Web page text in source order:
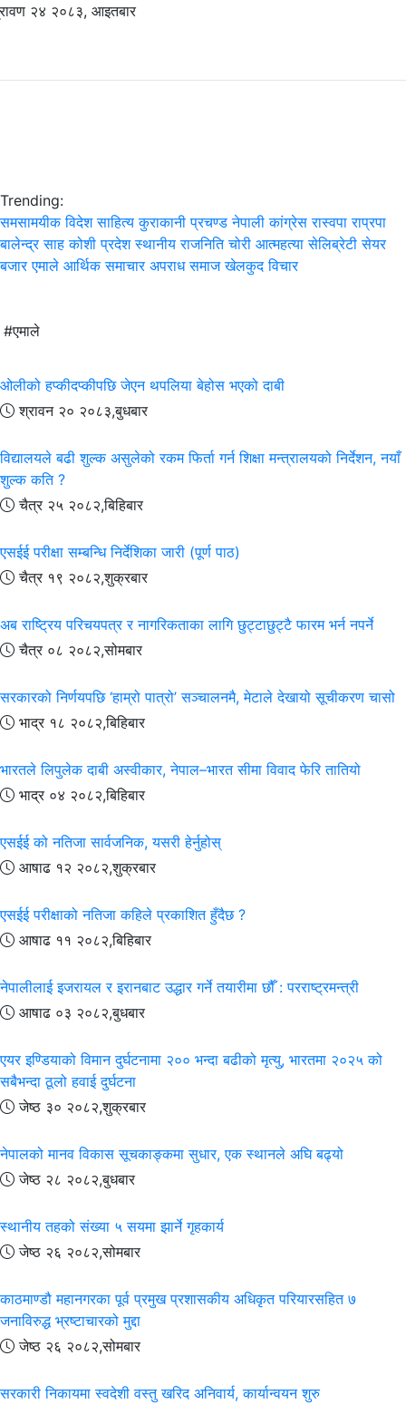
२४ २०८३, आइतबार
Trending:
समसामयीक विदेश साहित्य कुराकानी प्रचण्ड नेपाली कांग्रेस रास्वपा राप्रपा
बालेन्द्र साह कोशी प्रदेश स्थानीय राजनिति चोरी आत्महत्या सेलिब्रेटी सेयर
बजार एमाले आर्थिक समाचार अपराध समाज खेलकुद विचार
#एमाले
ओलीको हप्कीदप्कीपछि जेएन थपलिया बेहोस भएको दाबी
श्रावन २० २०८३,बुधबार
विद्यालयले बढी शुल्क असुलेको रकम फिर्ता गर्न शिक्षा मन्त्रालयको निर्देशन, नयाँ
शुल्क कति ?
चैत्र २५ २०८२,बिहिबार
एसईई परीक्षा सम्बन्धि निर्देशिका जारी (पूर्ण पाठ)
चैत्र १९ २०८२,शुक्रबार
अब राष्ट्रिय परिचयपत्र र नागरिकताका लागि छुट्टाछुट्टै फारम भर्न नपर्ने
चैत्र ०८ २०८२,सोमबार
सरकारको निर्णयपछि ‘हाम्रो पात्रो’ सञ्चालनमै, मेटाले देखायो सूचीकरण चासो
भाद्र १८ २०८२,बिहिबार
भारतले लिपुलेक दाबी अस्वीकार, नेपाल–भारत सीमा विवाद फेरि तातियो
भाद्र ०४ २०८२,बिहिबार
एसईई को नतिजा सार्वजनिक, यसरी हेर्नुहोस्
आषाढ १२ २०८२,शुक्रबार
एसईई परीक्षाको नतिजा कहिले प्रकाशित हुँदैछ ?
आषाढ ११ २०८२,बिहिबार
नेपालीलाई इजरायल र इरानबाट उद्धार गर्ने तयारीमा छौँ : परराष्ट्रमन्त्री
आषाढ ०३ २०८२,बुधबार
एयर इण्डियाको विमान दुर्घटनामा २०० भन्दा बढीको मृत्यु, भारतमा २०२५ को
सबैभन्दा ठूलो हवाई दुर्घटना
जेष्ठ ३० २०८२,शुक्रबार
नेपालको मानव विकास सूचकाङ्कमा सुधार, एक स्थानले अघि बढ्यो
जेष्ठ २८ २०८२,बुधबार
स्थानीय तहको संख्या ५ सयमा झार्ने गृहकार्य
जेष्ठ २६ २०८२,सोमबार
काठमाण्डौ महानगरका पूर्व प्रमुख प्रशासकीय अधिकृत परियारसहित ७
जनाविरुद्ध भ्रष्टाचारको मुद्दा
जेष्ठ २६ २०८२,सोमबार
सरकारी निकायमा स्वदेशी वस्तु खरिद अनिवार्य, कार्यान्वयन शुरु